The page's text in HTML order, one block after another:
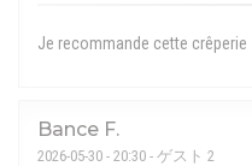
Je recommande cette crêperie
Bance F
2026-05-30 - 20:30 - ゲスト 2